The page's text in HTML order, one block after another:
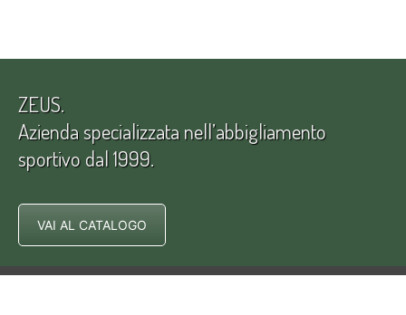
ZEUS.
Azienda specializzata nell’abbigliamento
sportivo dal 1999.
VAI AL CATALOGO